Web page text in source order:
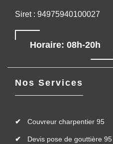
Siret : 94975940100027
Horaire: 08h-20h
Nos Services
Couvreur charpentier 95
Devis pose de gouttière 95